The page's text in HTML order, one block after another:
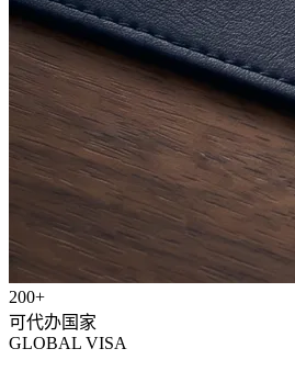
200+
可代办国家
GLOBAL VISA